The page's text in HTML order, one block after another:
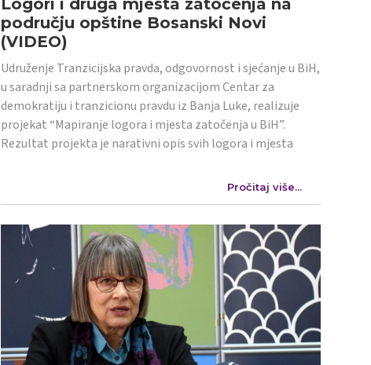
području opštine Bosanski Novi
(VIDEO)
Udruženje Tranzicijska pravda, odgovornost i sjećanje u BiH,
u saradnji sa partnerskom organizacijom Centar za
demokratiju i tranzicionu pravdu iz Banja Luke, realizuje
projekat “Mapiranje logora i mjesta zatočenja u BiH”.
Rezultat projekta je narativni opis svih logora i mjesta
Pročitaj više...